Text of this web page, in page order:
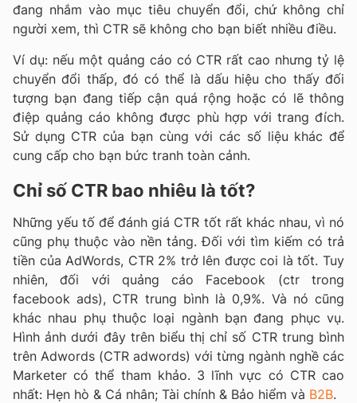
đang nhắm vào mục tiêu chuyển đổi, chứ không chỉ
người xem, thì CTR sẽ không cho bạn biết nhiều điều.
Ví dụ: nếu một quảng cáo có CTR rất cao nhưng tỷ lệ
chuyển đổi thấp, đó có thể là dấu hiệu cho thấy đối
tượng bạn đang tiếp cận quá rộng hoặc có lẽ thông
điệp quảng cáo không được phù hợp với trang đích.
Sử dụng CTR của bạn cùng với các số liệu khác để
cung cấp cho bạn bức tranh toàn cảnh.
Chỉ số CTR bao nhiêu là tốt?
Những yếu tố để đánh giá CTR tốt rất khác nhau, vì nó
cũng phụ thuộc vào nền tảng. Đối với tìm kiếm có trả
tiền của AdWords, CTR 2% trở lên được coi là tốt. Tuy
nhiên, đối với quảng cáo Facebook (ctr trong
facebook ads), CTR trung bình là 0,9%. Và nó cũng
khác nhau phụ thuộc loại ngành bạn đang phục vụ.
Hình ảnh dưới đây trên biểu thị chỉ số CTR trung bình
trên Adwords (CTR adwords) với từng ngành nghề các
Marketer có thể tham khảo. 3 lĩnh vực có CTR cao
nhất: Hẹn hò & Cá nhân; Tài chính & Bảo hiểm và B2B.